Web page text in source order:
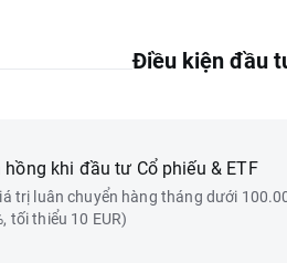
Điều kiện đầu
hồng khi đầu tư Cổ phiếu & ETF
trị luân chuyển hàng tháng dưới
tối thiểu 10 EUR)